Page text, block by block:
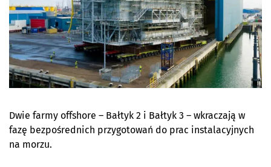
Dwie farmy offshore – Bałtyk 2 i Bałtyk 3 – wkraczają w
fazę bezpośrednich przygotowań do prac instalacyjnych
na morzu.